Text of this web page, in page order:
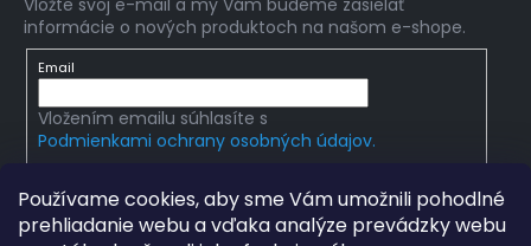
Používame cookies, aby sme Vám umožnili pohodlné
prehliadanie webu a vďaka analýze prevádzky webu
informácie o nových produktoch na našom e-shope.
Email
Vložením emailu súhlasíte s
Podmienkami ochrany osobných údajov.